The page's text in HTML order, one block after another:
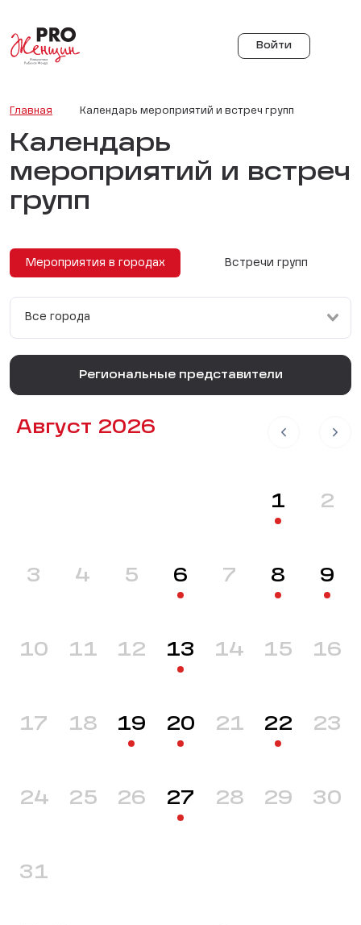
Войти
Главная Календарь мероприятий и встреч групп
Календарь
мероприятий и встреч
групп
Мероприятия в городах Встречи групп
Все города
Региональные представители
Август 2026
1 2
3 4 5 6 7 8 9
10 11 12 13 14 15 16
17 18 19 20 21 22 23
24 25 26 27 28 29 30
31